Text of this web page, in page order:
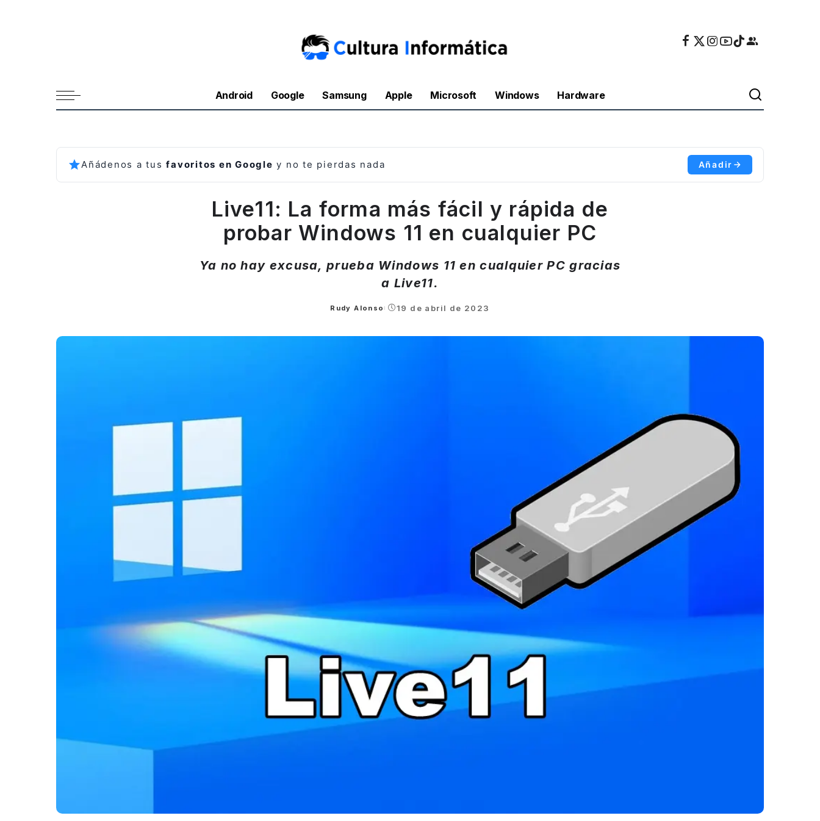
Android Google Samsung Apple Microsoft Windows Hardware
Añádenos a tusfavoritos en Google y no te pierdas nada Añadir
Live11: La forma más fácil y rápida de
probar Windows 11 en cualquier PC
Ya no hay excusa, prueba Windows 11 en cualquier PC gracias
a Live11.
Posted
Rudy Alonso 19 de abril de 2023